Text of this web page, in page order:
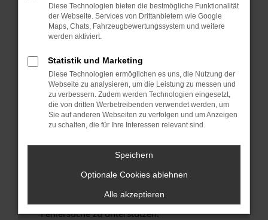
Starte dein Gerät neu.
Das kann manchmal helfen, vorübergehende
Probleme zu beheben.
Betriebssystem auf dem neuesten Stand
sind.
Veraltete Software birgt nicht nur ein
Sicherheitsrisiko, sondern kann auch dazu
führen, dass bestimmte Funktionen nicht mehr
unterstützt werden.
Wende dich an den Webseitenbetreiber.
Wenn du alle oben genannten Schritte versucht
hast, kontaktiere uns bitte. Wir werden
uns diesen Text schicken, um uns bei der
Fehlersuche zu unterstützen:
Diese Technologien bieten die bestmögliche Funktionalität
der Webseite. Services von Drittanbietern wie Google
Maps, Chats, Fahrzeugbewertungssystem und weitere
werden aktiviert.
Statistik und Marketing
Diese Technologien ermöglichen es uns, die Nutzung der
Webseite zu analysieren, um die Leistung zu messen und
zu verbessern. Zudem werden Technologien eingesetzt,
die von dritten Werbetreibenden verwendet werden, um
Sie auf anderen Webseiten zu verfolgen und um Anzeigen
zu schalten, die für Ihre Interessen relevant sind.
Speichern
Optionale Cookies ablehnen
Alle akzeptieren